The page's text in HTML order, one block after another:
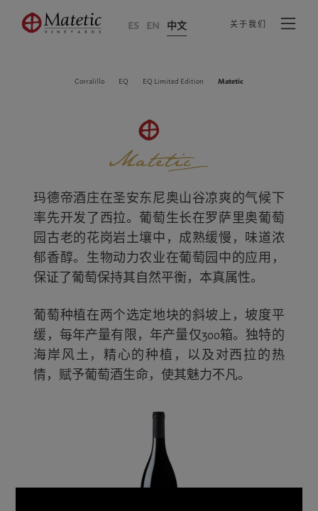
ES EN 中文 关于我们
Corralillo EQ EQ Limited Edition Matetic
玛德帝酒庄在圣安东尼奥山谷凉爽的气候下
率先开发了西拉。葡萄生长在罗萨里奥葡萄
园古老的花岗岩土壤中，成熟缓慢，味道浓
郁香醇。生物动力农业在葡萄园中的应用，
保证了葡萄保持其自然平衡，本真属性。
葡萄种植在两个选定地块的斜坡上，坡度平
缓，每年产量有限，年产量仅300箱。独特的
海岸风土，精心的种植，以及对西拉的热
情，赋予葡萄酒生命，使其魅力不凡。